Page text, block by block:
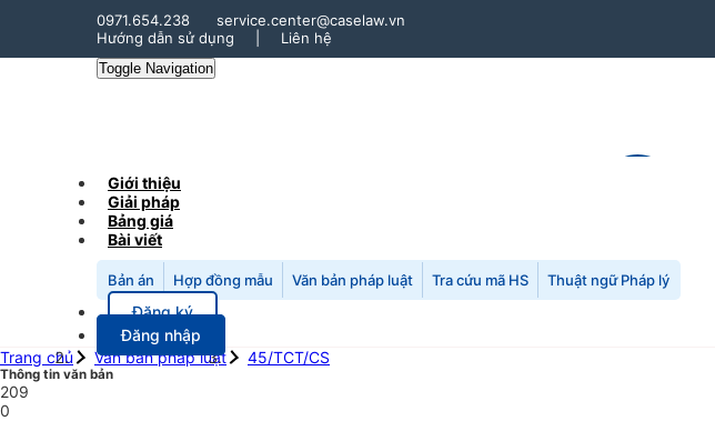
0971.654.238
service.center@caselaw.vn
Hướng dẫn sử dụng
Liên hệ
Toggle Navigation
Giới thiệu
Giải pháp
Bảng giá
Bài viết
Bản án Hợp đồng mẫu Văn bản pháp luật Tra cứu mã HS Thuật ngữ Pháp lý
Đăng ký
Đăng nhập
Trang chủ
Văn bản pháp luật 45/TCT/CS
Thông tin văn bản
209
0